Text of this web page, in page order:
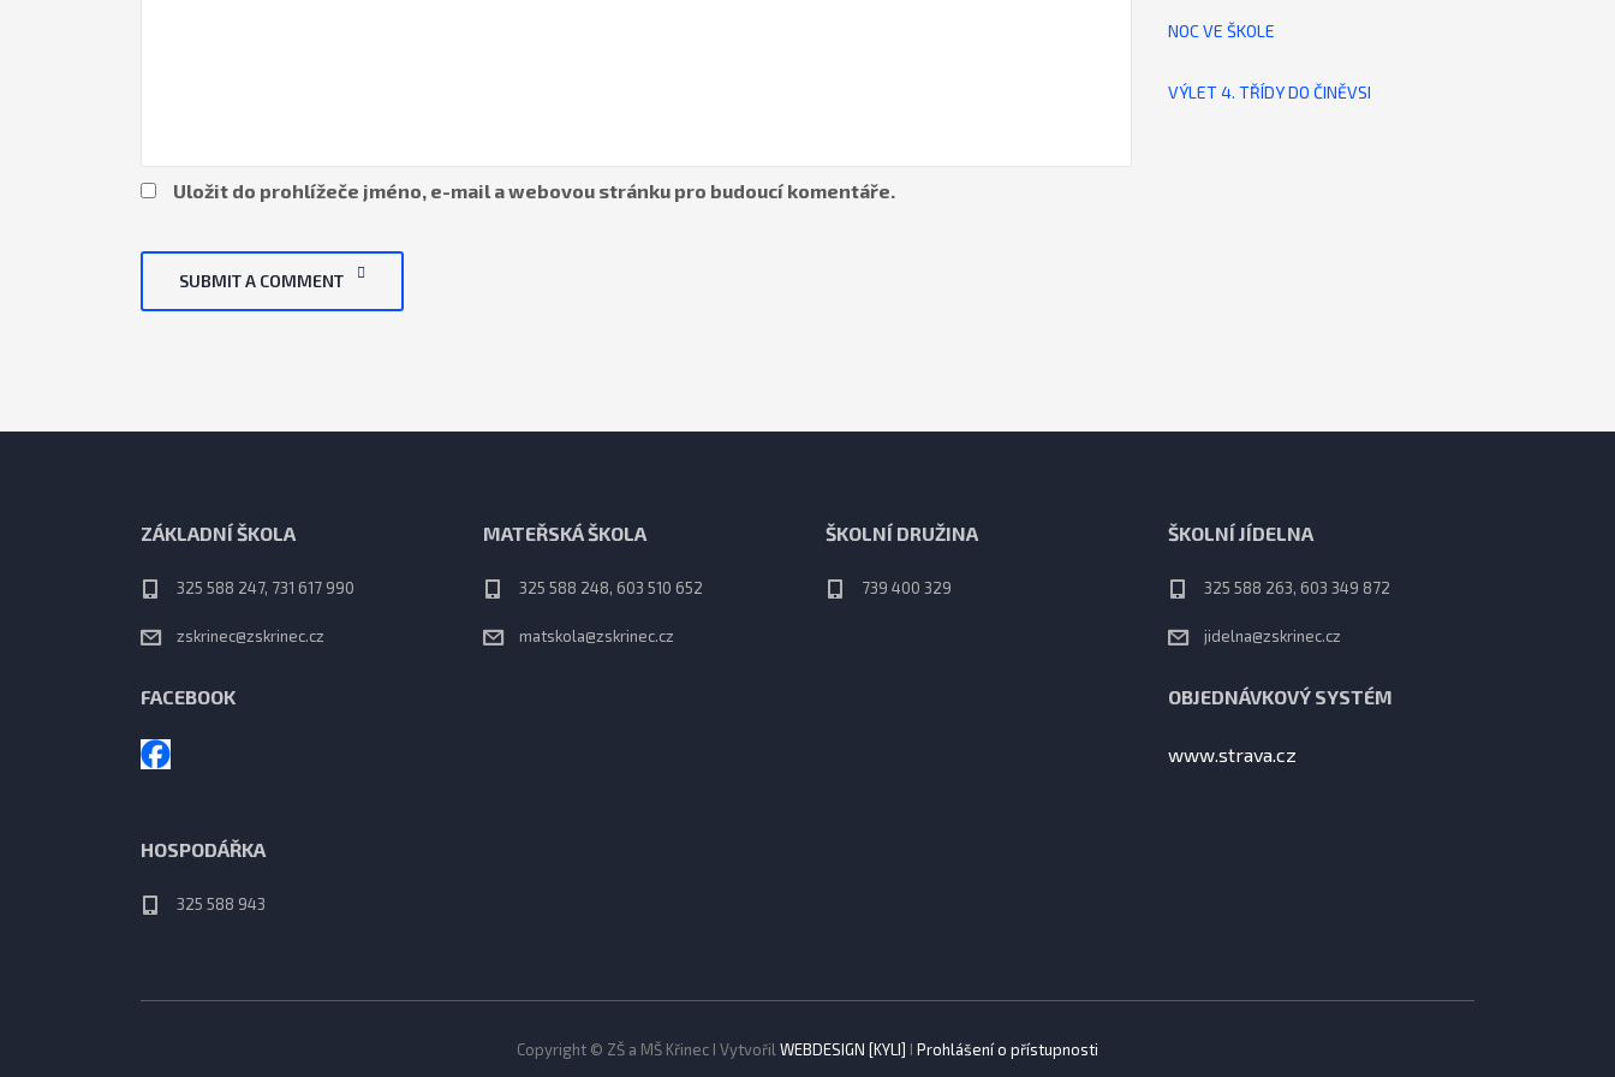
Uložit do prohlížeče jméno, e-mail a webovou stránku pro budoucí komentáře.
SUBMIT A COMMENT
NOC VE ŠKOLE
VÝLET 4. TŘÍDY DO ČINĚVSI
ZÁKLADNÍ ŠKOLA
325 588 247, 731 617 990
zskrinec@zskrinec.cz
FACEBOOK
HOSPODÁŘKA
325 588 943
MATEŘSKÁ ŠKOLA
325 588 248, 603 510 652
matskola@zskrinec.cz
ŠKOLNÍ DRUŽINA
739 400 329
ŠKOLNÍ JÍDELNA
325 588 263, 603 349 872
jidelna@zskrinec.cz
OBJEDNÁVKOVÝ SYSTÉM
www.strava.cz
Copyright © ZŠ a MŠ Křinec I Vytvořil WEBDESIGN [KYLI] I Prohlášení o přístupnosti